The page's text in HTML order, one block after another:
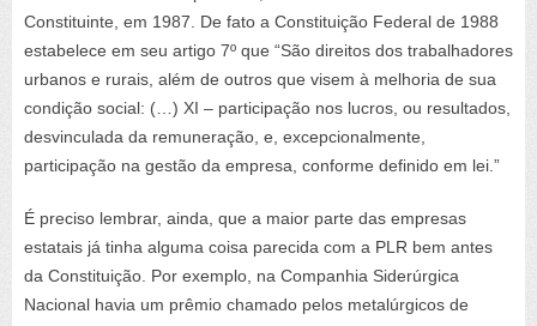
Constituinte, em 1987. De fato a Constituição Federal de 1988
estabelece em seu artigo 7º que “São direitos dos trabalhadores
urbanos e rurais, além de outros que visem à melhoria de sua
condição social: (…) XI – participação nos lucros, ou resultados,
desvinculada da remuneração, e, excepcionalmente,
participação na gestão da empresa, conforme definido em lei.”
É preciso lembrar, ainda, que a maior parte das empresas
estatais já tinha alguma coisa parecida com a PLR bem antes
da Constituição. Por exemplo, na Companhia Siderúrgica
Nacional havia um prêmio chamado pelos metalúrgicos de